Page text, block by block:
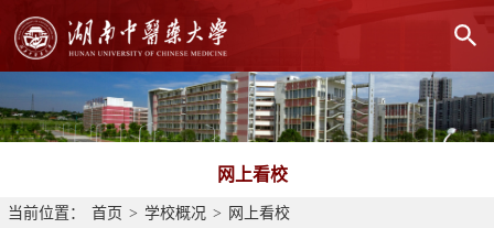
网上看校
当前位置： 首页 > 学校概况 > 网上看校